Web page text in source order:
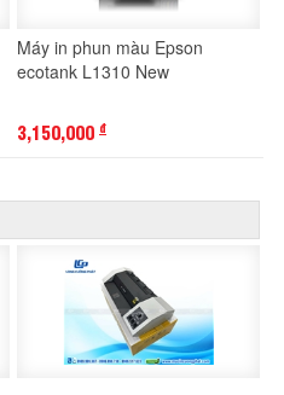
Máy in phun màu Epson
ecotank L1310 New
3,150,000 đ